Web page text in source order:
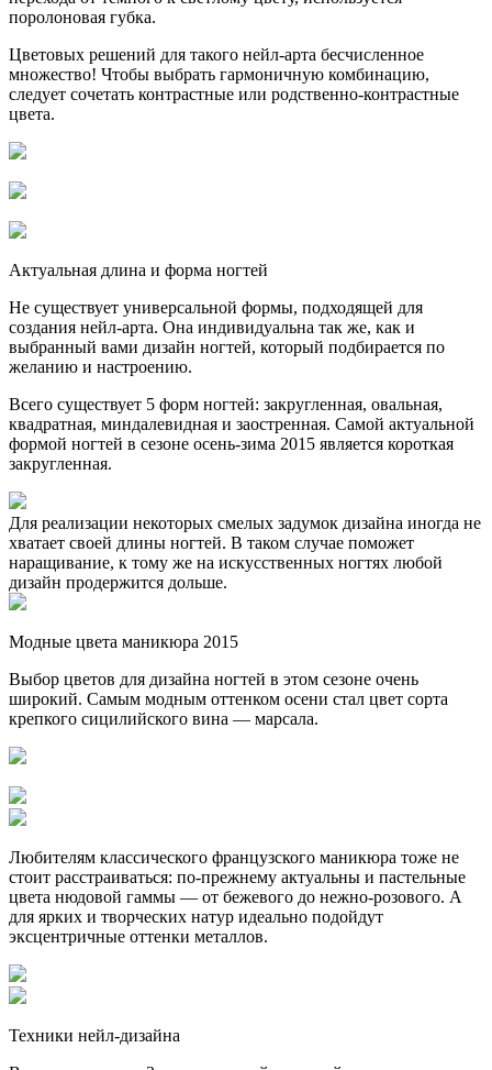
поролоновая губка.
Цветовых решений для такого нейл-арта бесчисленное
множество! Чтобы выбрать гармоничную комбинацию,
следует сочетать контрастные или родственно-контрастные
цвета.
Актуальная длина и форма ногтей
Не существует универсальной формы, подходящей для
создания нейл-арта. Она индивидуальна так же, как и
выбранный вами дизайн ногтей, который подбирается по
желанию и настроению.
Всего существует 5 форм ногтей: закругленная, овальная,
квадратная, миндалевидная и заостренная. Самой актуальной
формой ногтей в сезоне осень-зима 2015 является короткая
закругленная.
Для реализации некоторых смелых задумок дизайна иногда не
хватает своей длины ногтей. В таком случае поможет
наращивание, к тому же на искусственных ногтях любой
дизайн продержится дольше.
Модные цвета маникюра 2015
Выбор цветов для дизайна ногтей в этом сезоне очень
широкий. Самым модным оттенком осени стал цвет сорта
крепкого сицилийского вина — марсала.
Любителям классического французского маникюра тоже не
стоит расстраиваться: по-прежнему актуальны и пастельные
цвета нюдовой гаммы — от бежевого до нежно-розового. А
для ярких и творческих натур идеально подойдут
эксцентричные оттенки металлов.
Техники нейл-дизайна